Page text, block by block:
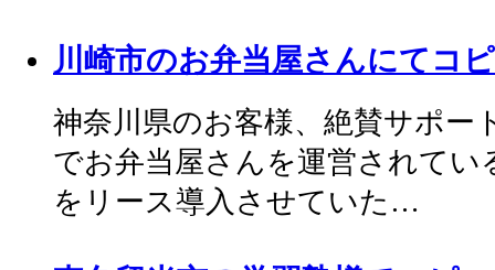
川崎市のお弁当屋さんにてコ
神奈川県のお客様、絶賛サポー
でお弁当屋さんを運営されて
をリース導入させていた…